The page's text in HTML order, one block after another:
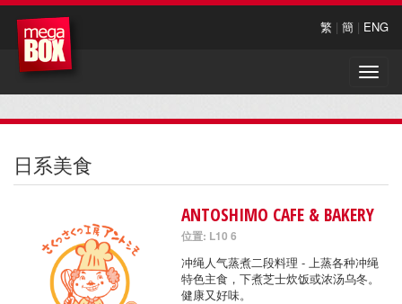
繁 | 簡 | ENG
Toggle
日系美食
ANTOSHIMO CAFE & BAKERY
位置: L10 6
冲绳人气蒸煮二段料理 - 上蒸各种冲绳
特色主食，下煮芝士炊饭或浓汤乌冬。
健康又好味。